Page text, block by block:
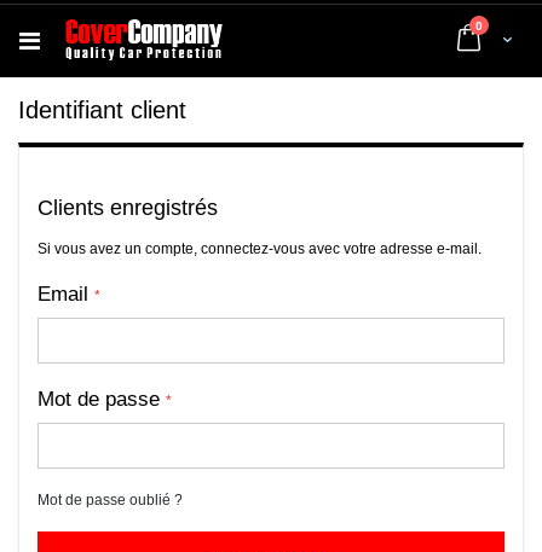
Cart
0 articles
Identifiant client
Clients enregistrés
Si vous avez un compte, connectez-vous avec votre adresse e-mail.
Email
Mot de passe
Mot de passe oublié ?